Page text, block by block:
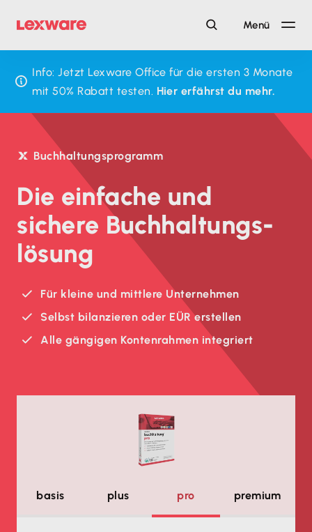
Menü
Info: Jetzt Lexware Office für die ersten 3 Monate
mit 50% Rabatt testen. Hier erfährst du mehr.
Buchhaltungsprogramm
Die einfache und
sichere Buchhaltungs­
lösung
Für kleine und mittlere Unternehmen
Selbst bilanzieren oder EÜR erstellen
Alle gängigen Kontenrahmen integriert
basis plus pro premium